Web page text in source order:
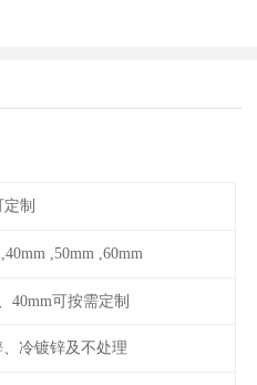
定制
,50mm ,60mm
40mm可按需定制
冷镀锌及不处理